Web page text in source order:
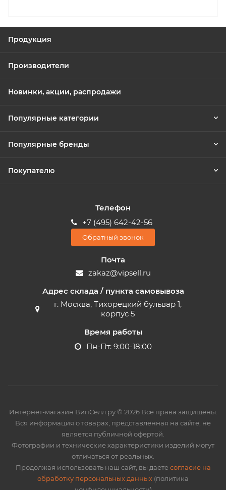
Продукция
Производители
Новинки, акции, распродажи
Популярные категории
Популярные бренды
Покупателю
Телефон
+7 (495) 642-42-56
Обратный звонок
Почта
zakaz@vipsell.ru
Адрес склада / пункта самовывоза
г. Москва, Тихорецкий бульвар 1,
корпус 5
Время работы
Пн-Пт: 9:00-18:00
Интернет-магазин ВипСелл.ру © 2026 Все права защищены.
Вся информация о товарах, представленная на сайте, не
является публичной офертой.
Фотографии и технические характеристики изделий могут
отличаться от реальных.
Продолжая использовать наш сайт, вы даетесогласие на
обработку персональных данных (политика